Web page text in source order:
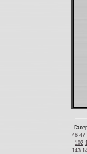
46 47
102
143